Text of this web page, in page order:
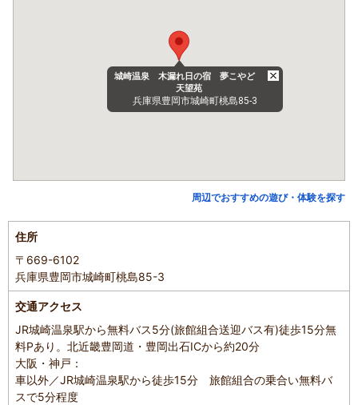
城崎温泉 木漏れ日の宿 夢こやど
天望苑
兵庫県豊岡市城崎町桃島85-3
周辺でおすすめの遊び・体験を探す
住所
〒669-6102
兵庫県豊岡市城崎町桃島85-3
交通アクセス
JR城崎温泉駅から無料バス5分(旅館組合送迎バス有)徒歩15分無
料Pあり。北近畿豊岡道・豊岡出石ICから約20分
大阪・神戸：
車以外／JR城崎温泉駅から徒歩15分 旅館組合の乗合い無料バ
スで5分程度